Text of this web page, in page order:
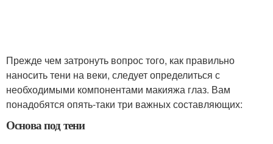
Прежде чем затронуть вопрос того, как правильно
наносить тени на веки, следует определиться с
необходимыми компонентами макияжа глаз. Вам
понадобятся опять-таки три важных составляющих:
Основа под тени